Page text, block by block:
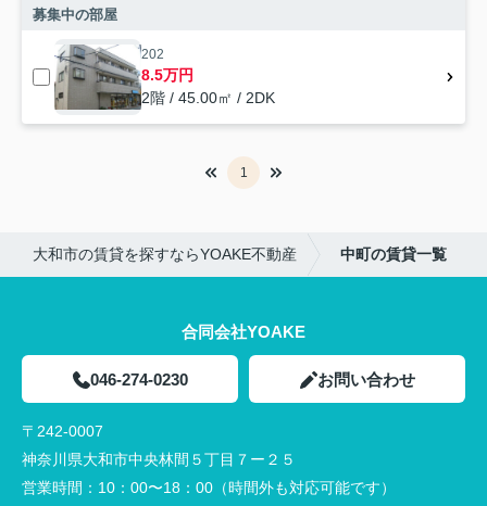
募集中の部屋
202
8.5万円
2階 / 45.00㎡ / 2DK
1
大和市の賃貸を探すならYOAKE不動産 中町の賃貸一覧
合同会社YOAKE
046-274-0230 お問い合わせ
〒242-0007
神奈川県大和市中央林間５丁目７ー２５
営業時間： 10：00〜18：00（時間外も対応可能です）